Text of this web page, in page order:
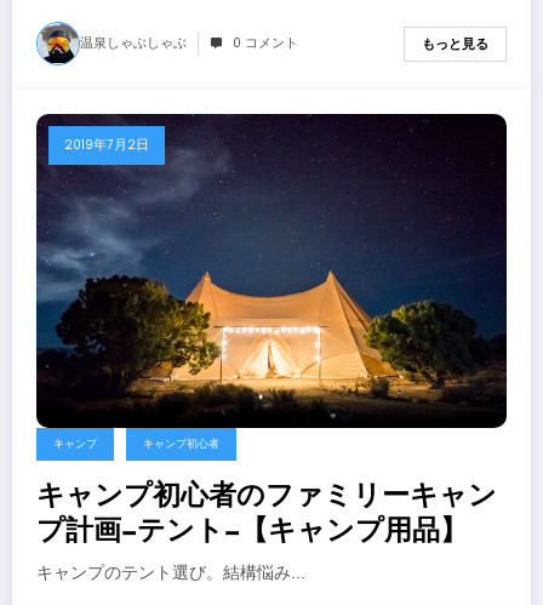
温泉しゃぶしゃぶ 0 コメント もっと見る
2019年7月2日
キャンプ キャンプ初心者
キャンプ初心者のファミリーキャン
プ計画−テント−【キャンプ用品】
キャンプのテント選び。結構悩み…